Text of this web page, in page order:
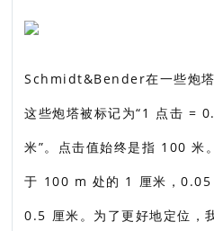
Schmidt&Bender在一些炮塔
这些炮塔被标记为“1 点击 =
米”。点击值始终是指 100 米
于 100 m 处的 1 厘米，
0.5 厘米。为了更好地定位，